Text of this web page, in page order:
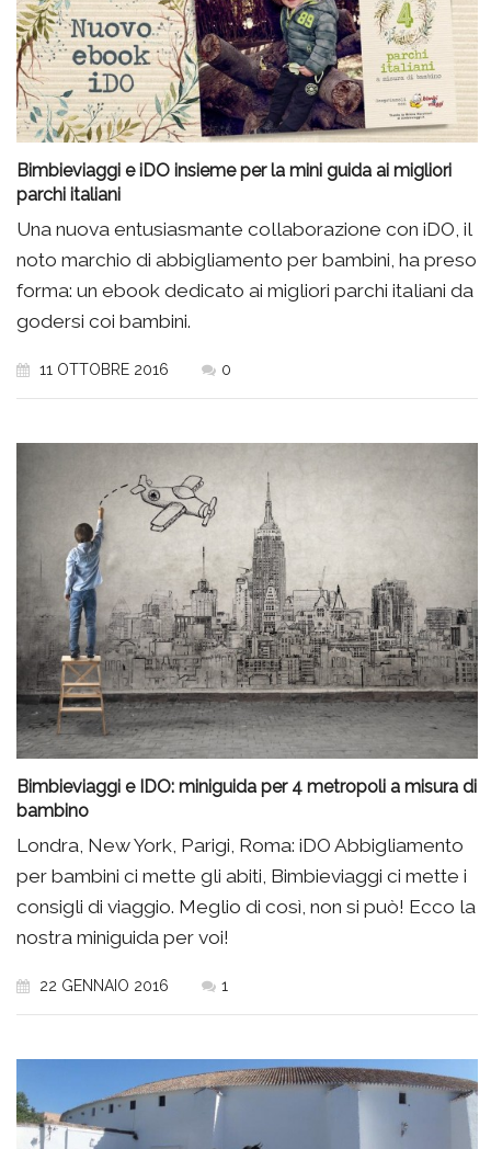
Bimbieviaggi e iDO insieme per la mini guida ai migliori
parchi italiani
Una nuova entusiasmante collaborazione con iDO, il
noto marchio di abbigliamento per bambini, ha preso
forma: un ebook dedicato ai migliori parchi italiani da
godersi coi bambini.
11 OTTOBRE 2016 0
Bimbieviaggi e IDO: miniguida per 4 metropoli a misura di
bambino
Londra, New York, Parigi, Roma: iDO Abbigliamento
per bambini ci mette gli abiti, Bimbieviaggi ci mette i
consigli di viaggio. Meglio di così, non si può! Ecco la
nostra miniguida per voi!
22 GENNAIO 2016 1